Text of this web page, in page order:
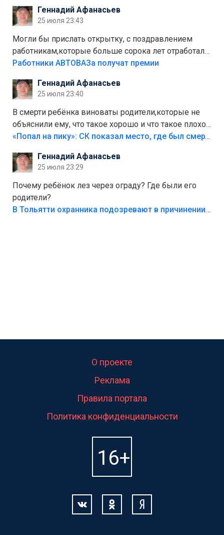
Штрафы мизерные.
Геннадий Афанасьев
25 июля 23:43
Могли бы прислать открытку, с поздравлением
работникам,которые больше сорока лет отработали
на предприятии.
Работники АВТОВАЗа получат премии
Геннадий Афанасьев
25 июля 23:40
В смерти ребёнка виноваты родители,которые не
объяснили ему, что такое хорошо и что такое плохо!
Лезть через такой забор,верх безумия,есть же
свою судьбу.
«Попал на пику»: СК показал место, где был смертельно травмирован ребенок в Тольятти
Геннадий Афанасьев
25 июля 23:29
Почему ребёнок лез через ограду? Где были его
родители?
В Тольятти охранника подозревают в причинении смерти ребенку
О проекте
Реклама
Правила портала
Политика конфиденциальности